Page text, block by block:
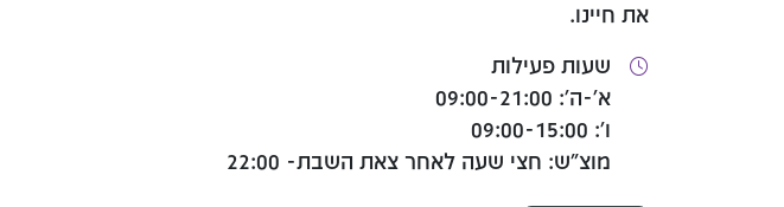
את חיינו.
שעות פעילות
א'-ה': 09:00-21:00
ו': 09:00-15:00
מוצ"ש: חצי שעה לאחר צאת השבת- 22:00